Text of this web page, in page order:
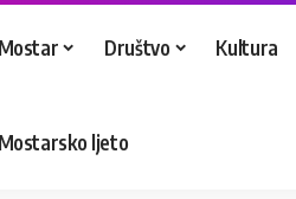
Mostar Društvo Kultura
Mostarsko ljeto